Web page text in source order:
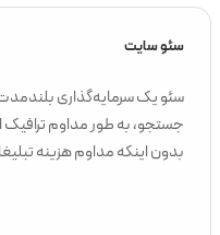
سئو سایت
سئو یک سرمایه‌گذاری
جستجو، به طور مداوم
بدون اینکه مداوم هزینه‌